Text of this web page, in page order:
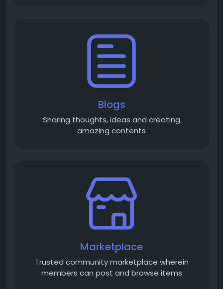
Blogs
Sharing thoughts, ideas and creating
amazing contents
Marketplace
Trusted community marketplace wherein
members can post and browse items